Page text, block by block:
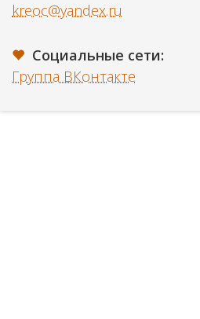
kreoc@yandex.ru
Социальные сети:
Группа ВКонтакте